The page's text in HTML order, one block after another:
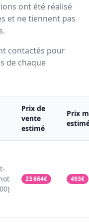
ont été réalisé
et ne tiennent pas
contactés pour
de chaque
Prix de
vente
estimé
Prix
23 664€ 493€